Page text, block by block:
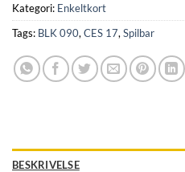
Kategori: Enkeltkort
Tags: BLK 090, CES 17, Spilbar
BESKRIVELSE